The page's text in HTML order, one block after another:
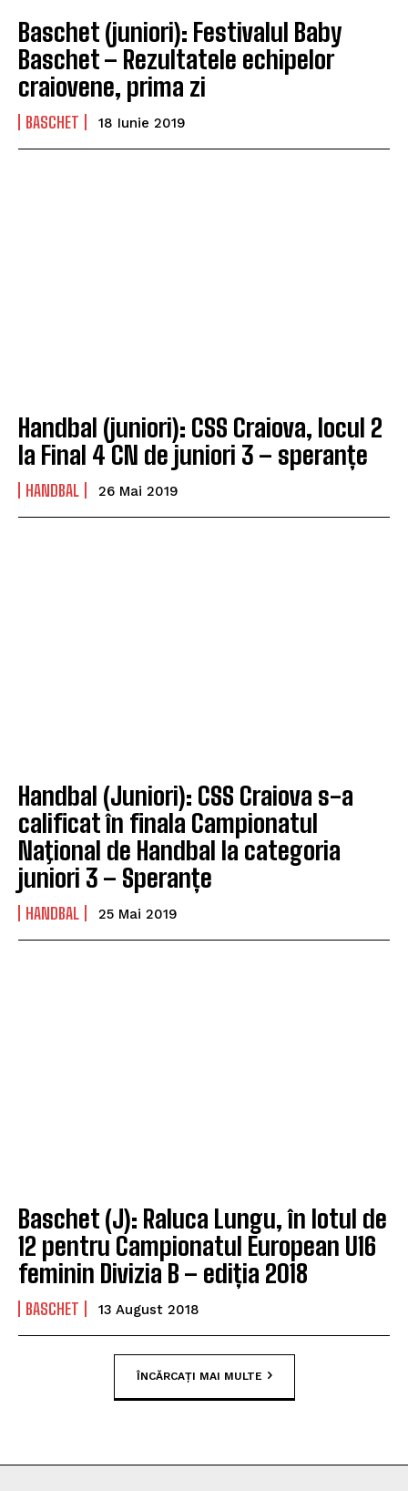
Baschet (juniori): Festivalul Baby
Baschet – Rezultatele echipelor
craiovene, prima zi
BASCHET 18 Iunie 2019
Handbal (juniori): CSS Craiova, locul 2
la Final 4 CN de juniori 3 – speranțe
HANDBAL 26 Mai 2019
Handbal (Juniori): CSS Craiova s-a
calificat în finala Campionatul
Naţional de Handbal la categoria
juniori 3 – Speranțe
HANDBAL 25 Mai 2019
Baschet (J): Raluca Lungu, în lotul de
12 pentru Campionatul European U16
feminin Divizia B – ediția 2018
BASCHET 13 August 2018
ÎNCĂRCAȚI MAI MULTE